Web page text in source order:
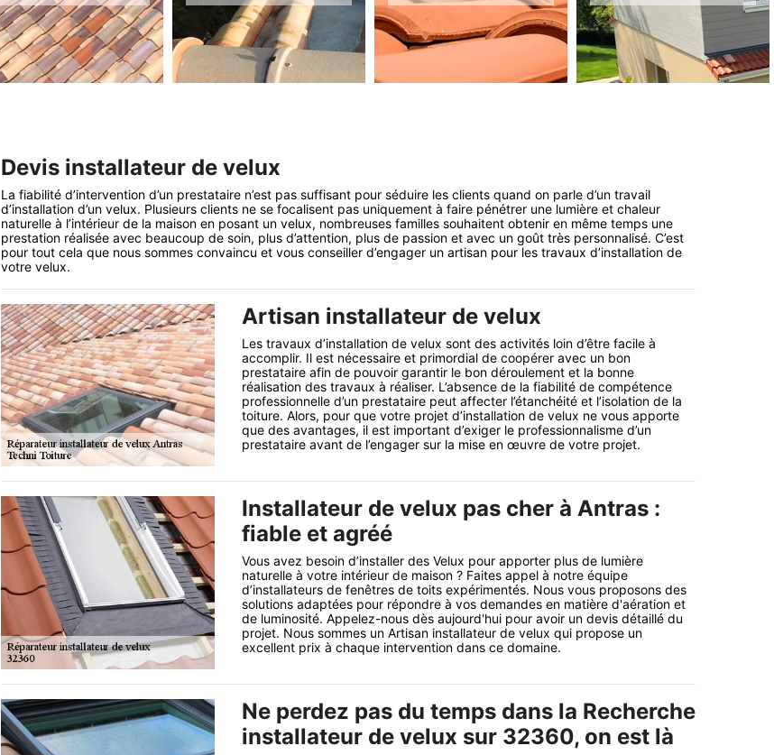
Devis installateur de velux
La fiabilité d’intervention d’un prestataire n’est pas suffisant pour séduire les clients quand on parle d’un travail
d’installation d’un velux. Plusieurs clients ne se focalisent pas uniquement à faire pénétrer une lumière et chaleur
naturelle à l’intérieur de la maison en posant un velux, nombreuses familles souhaitent obtenir en même temps une
prestation réalisée avec beaucoup de soin, plus d’attention, plus de passion et avec un goût très personnalisé. C’est
pour tout cela que nous sommes convaincu et vous conseiller d’engager un artisan pour les travaux d’installation de
votre velux.
Artisan installateur de velux
Les travaux d’installation de velux sont des activités loin d’être facile à
accomplir. Il est nécessaire et primordial de coopérer avec un bon
prestataire afin de pouvoir garantir le bon déroulement et la bonne
réalisation des travaux à réaliser. L’absence de la fiabilité de compétence
professionnelle d’un prestataire peut affecter l’étanchéité et l’isolation de la
toiture. Alors, pour que votre projet d’installation de velux ne vous apporte
que des avantages, il est important d’exiger le professionnalisme d’un
prestataire avant de l’engager sur la mise en œuvre de votre projet.
Installateur de velux pas cher à Antras :
fiable et agréé
Vous avez besoin d’installer des Velux pour apporter plus de lumière
naturelle à votre intérieur de maison ? Faites appel à notre équipe
d’installateurs de fenêtres de toits expérimentés. Nous vous proposons des
solutions adaptées pour répondre à vos demandes en matière d'aération et
de luminosité. Appelez-nous dès aujourd'hui pour avoir un devis détaillé du
projet. Nous sommes un Artisan installateur de velux qui propose un
excellent prix à chaque intervention dans ce domaine.
Ne perdez pas du temps dans la Recherche
installateur de velux sur 32360, on est là